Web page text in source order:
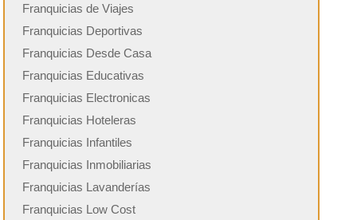
Franquicias de Viajes
Franquicias Deportivas
Franquicias Desde Casa
Franquicias Educativas
Franquicias Electronicas
Franquicias Hoteleras
Franquicias Infantiles
Franquicias Inmobiliarias
Franquicias Lavanderías
Franquicias Low Cost